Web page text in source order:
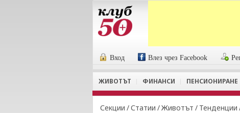
Вход Влез чрез Facebook
ЖИВОТЪТ ФИНАНСИ ПЕНСИОНИРАНЕ
Секции /Статии /Животът / Тенденции